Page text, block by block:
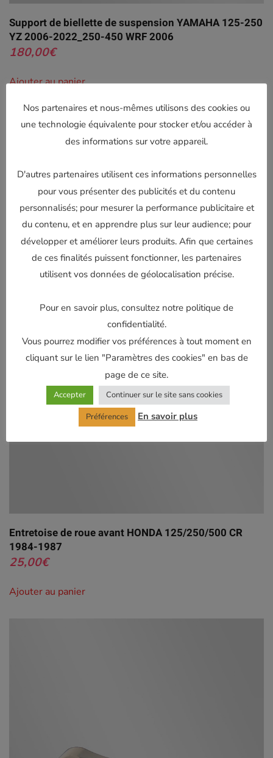
Support de biellette de suspension YAMAHA 125-250
YZ 2006-2022_250-450 WRF 2006
180,00€
Ajouter au panier
Produits similaires
Entretoise de roue avant HONDA 125/250/500 CR
1984-1987
25,00€
Ajouter au panier
Nos partenaires et nous-mêmes utilisons des cookies ou
une technologie équivalente pour stocker et/ou accéder à
des informations sur votre appareil.
D'autres partenaires utilisent ces informations personnelles
pour vous présenter des publicités et du contenu
personnalisés; pour mesurer la performance publicitaire et
du contenu, et en apprendre plus sur leur audience; pour
développer et améliorer leurs produits. Afin que certaines
de ces finalités puissent fonctionner, les partenaires
utilisent vos données de géolocalisation précise.
Pour en savoir plus, consultez notre politique de
confidentialité.
Vous pourrez modifier vos préférences à tout moment en
cliquant sur le lien "Paramètres des cookies" en bas de
page de ce site.
Accepter
Continuer sur le site sans cookies
Préférences
En savoir plus